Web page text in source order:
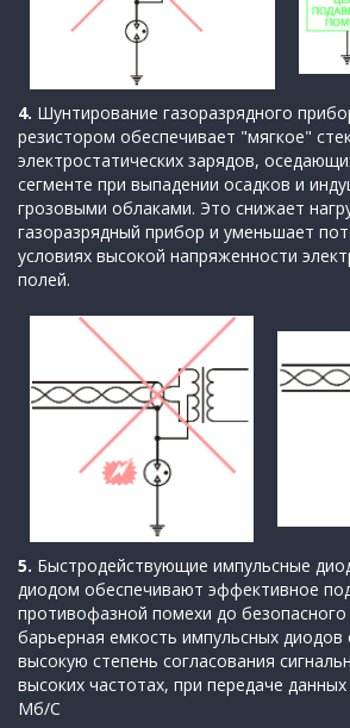
4. Шунтирование газоразрядного
резистором обеспечивает "мягкое"
электростатических зарядов,
сегменте при выпадении осадков и
грозовыми облаками. Это снижает
газоразрядный прибор и уменьшает
условиях высокой напряженности
полей.
5. Быстродействующие импульсные
диодом обеспечивают эффективное
противофазной помехи до безопасного
барьерная емкость импульсных диодов
высокую степень согласования
высоких частотах, при передаче
Мб/С